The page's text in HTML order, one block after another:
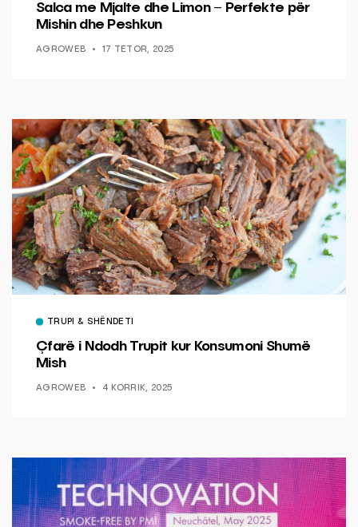
Salca me Mjalte dhe Limon – Perfekte për
Mishin dhe Peshkun
AGROWEB 17 TETOR, 2025
TRUPI & SHËNDETI
Çfarë i Ndodh Trupit kur Konsumoni Shumë
Mish
AGROWEB 4 KORRIK, 2025